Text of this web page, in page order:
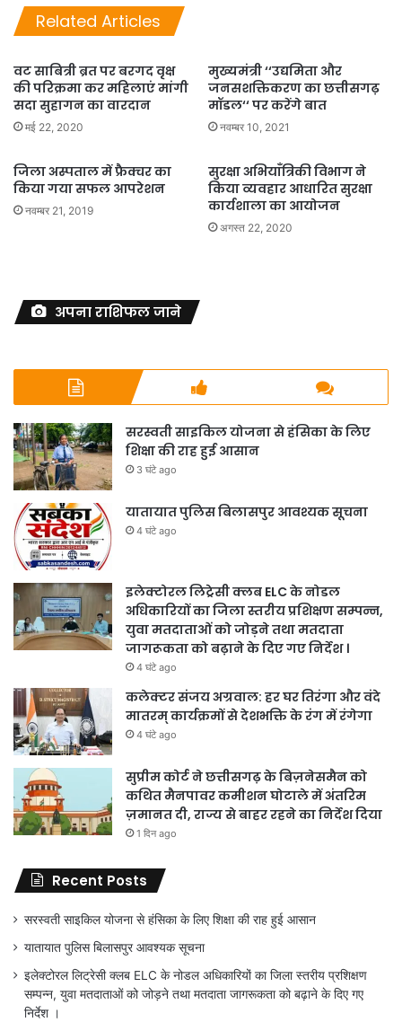
Related Articles
वट साबित्री ब्रत पर बरगद वृक्ष
की परिक्रमा कर महिलाएं मांगी
सदा सुहागन का वारदान
मई 22, 2020
मुख्यमंत्री ‘‘उद्यमिता और
जनसशक्तिकरण का छत्तीसगढ़
मॉडल‘‘ पर करेंगे बात
नवम्बर 10, 2021
जिला अस्पताल में फ्रैक्चर का
किया गया सफल आपरेशन
नवम्बर 21, 2019
सुरक्षा अभियाँत्रिकी विभाग ने
किया व्यवहार आधारित सुरक्षा
कार्यशाला का आयोजन
अगस्त 22, 2020
अपना राशिफल जाने
सरस्वती साइकिल योजना से हंसिका के लिए
शिक्षा की राह हुई आसान
3 घंटे ago
यातायात पुलिस बिलासपुर आवश्यक सूचना
4 घंटे ago
इलेक्टोरल लिट्रेसी क्लब ELC के नोडल
अधिकारियों का जिला स्तरीय प्रशिक्षण सम्पन्न,
युवा मतदाताओं को जोड़ने तथा मतदाता
जागरूकता को बढ़ाने के दिए गए निर्देश ।
4 घंटे ago
कलेक्टर संजय अग्रवाल: हर घर तिरंगा और वंदे
मातरम् कार्यक्रमों से देशभक्ति के रंग में रंगेगा
4 घंटे ago
सुप्रीम कोर्ट ने छत्तीसगढ़ के बिज़नेसमैन को
कथित मैनपावर कमीशन घोटाले में अंतरिम
ज़मानत दी, राज्य से बाहर रहने का निर्देश दिया
1 दिन ago
Recent Posts
सरस्वती साइकिल योजना से हंसिका के लिए शिक्षा की राह हुई आसान
यातायात पुलिस बिलासपुर आवश्यक सूचना
इलेक्टोरल लिट्रेसी क्लब ELC के नोडल अधिकारियों का जिला स्तरीय प्रशिक्षण
सम्पन्न, युवा मतदाताओं को जोड़ने तथा मतदाता जागरूकता को बढ़ाने के दिए गए
निर्देश ।